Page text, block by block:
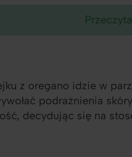
z oregano idzie w
podrażnienia
decydując się na